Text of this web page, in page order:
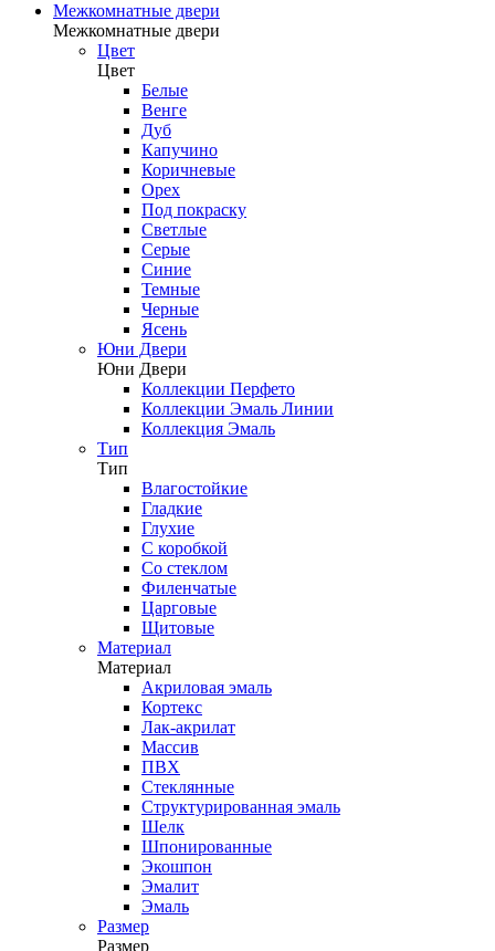
Межкомнатные двери
Межкомнатные двери
Цвет
Цвет
Белые
Венге
Дуб
Капучино
Коричневые
Орех
Под покраску
Светлые
Серые
Синие
Темные
Черные
Ясень
Юни Двери
Юни Двери
Коллекции Перфето
Коллекции Эмаль Линии
Коллекция Эмаль
Тип
Тип
Влагостойкие
Гладкие
Глухие
С коробкой
Со стеклом
Филенчатые
Царговые
Щитовые
Материал
Материал
Акриловая эмаль
Кортекс
Лак-акрилат
Массив
ПВХ
Стеклянные
Структурированная эмаль
Шелк
Шпонированные
Экошпон
Эмалит
Эмаль
Размер
Размер